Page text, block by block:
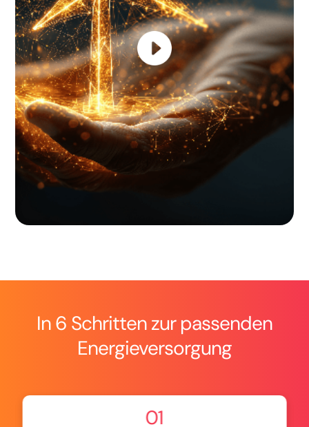
In 6 Schritten zur passenden
Energieversorgung
01